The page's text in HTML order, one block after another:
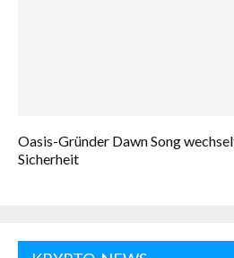
Oasis-Gründer Dawn Song
Sicherheit